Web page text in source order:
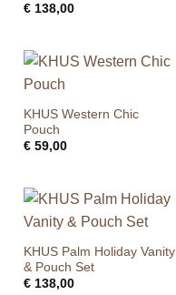
€ 138,00
KHUS Western Chic
Pouch
€ 59,00
KHUS Palm Holiday Vanity
& Pouch Set
€ 138,00